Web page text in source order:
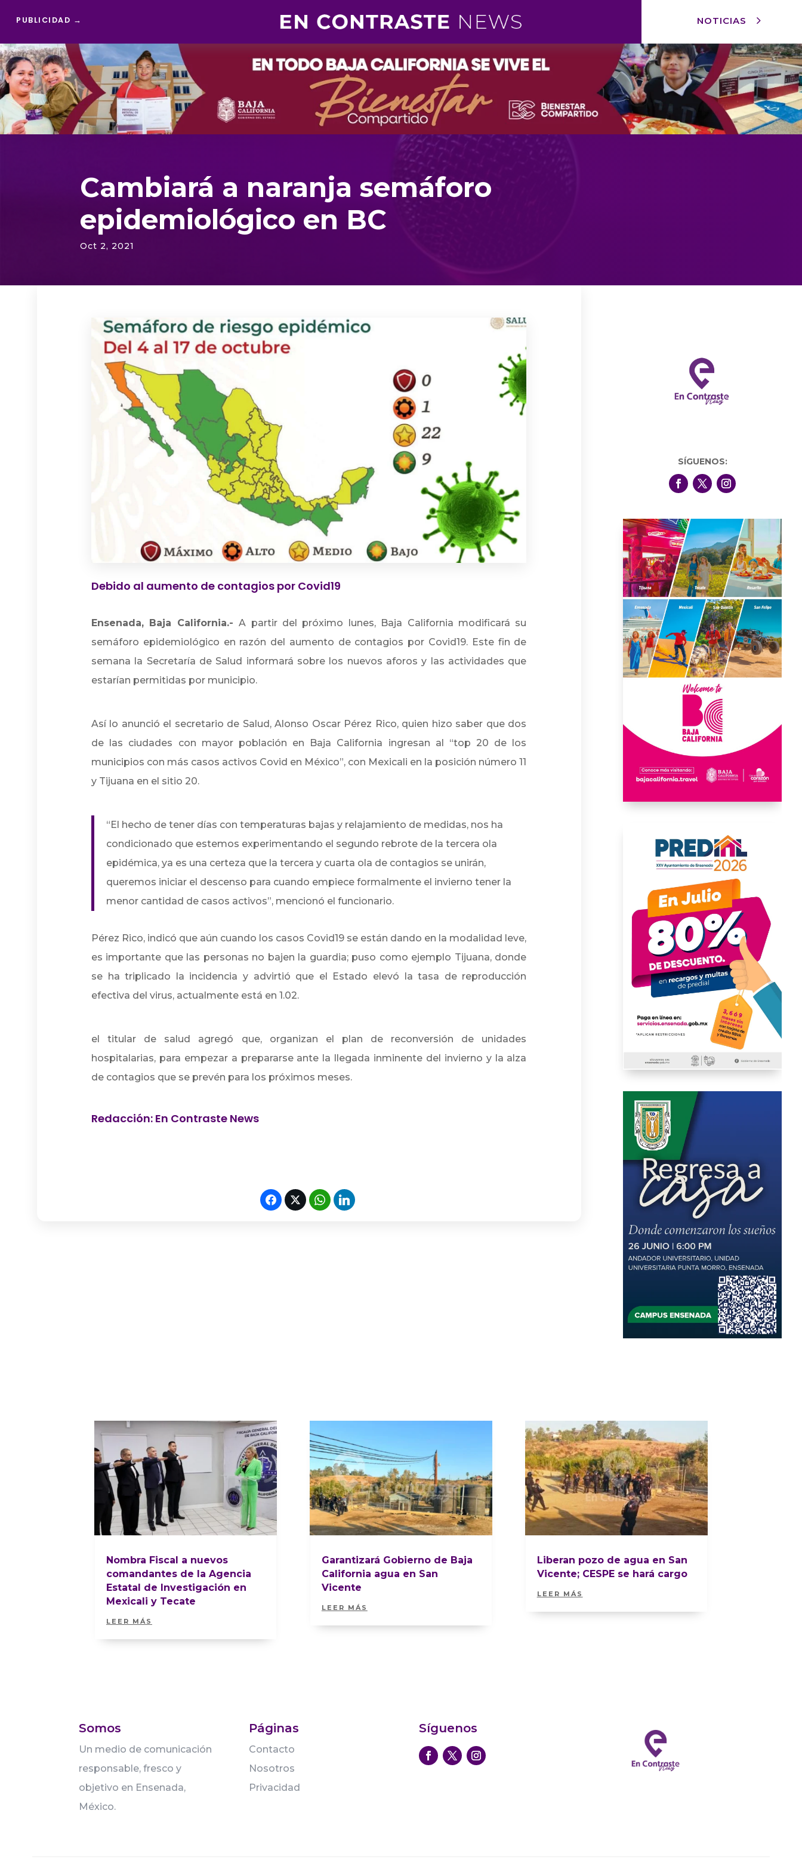
PUBLICIDAD → NOTICIAS
Reproductor
de
vídeo
Cambiará a naranja semáforo
epidemiológico en BC
Oct 2, 2021
Debido al aumento de contagios por Covid19
Ensenada, Baja California.-A partir del próximo lunes, Baja California modificará su
semáforo epidemiológico en razón del aumento de contagios por Covid19. Este fin de
semana la Secretaría de Salud informará sobre los nuevos aforos y las actividades que
estarían permitidas por municipio.
Así lo anunció el secretario de Salud, Alonso Oscar Pérez Rico, quien hizo saber que dos
de las ciudades con mayor población en Baja California ingresan al “top 20 de los
municipios con más casos activos Covid en México”, con Mexicali en la posición número 11
y Tijuana en el sitio 20.
“El hecho de tener días con temperaturas bajas y relajamiento de medidas, nos ha
condicionado que estemos experimentando el segundo rebrote de la tercera ola
epidémica, ya es una certeza que la tercera y cuarta ola de contagios se unirán,
queremos iniciar el descenso para cuando empiece formalmente el invierno tener la
menor cantidad de casos activos”, mencionó el funcionario.
Pérez Rico, indicó que aún cuando los casos Covid19 se están dando en la modalidad leve,
es importante que las personas no bajen la guardia; puso como ejemplo Tijuana, donde
se ha triplicado la incidencia y advirtió que el Estado elevó la tasa de reproducción
efectiva del virus, actualmente está en 1.02.
el titular de salud agregó que, organizan el plan de reconversión de unidades
hospitalarias, para empezar a prepararse ante la llegada inminente del invierno y la alza
de contagios que se prevén para los próximos meses.
Redacción: En Contraste News
SÍGUENOS:
Nombra Fiscal a nuevos
comandantes de la Agencia
Estatal de Investigación en
Mexicali y Tecate
LEER MÁS
Garantizará Gobierno de Baja
California agua en San
Vicente
LEER MÁS
Liberan pozo de agua en San
Vicente; CESPE se hará cargo
LEER MÁS
Somos
Un medio de comunicación
responsable, fresco y
objetivo en Ensenada,
México.
Páginas
Contacto
Nosotros
Privacidad
Síguenos